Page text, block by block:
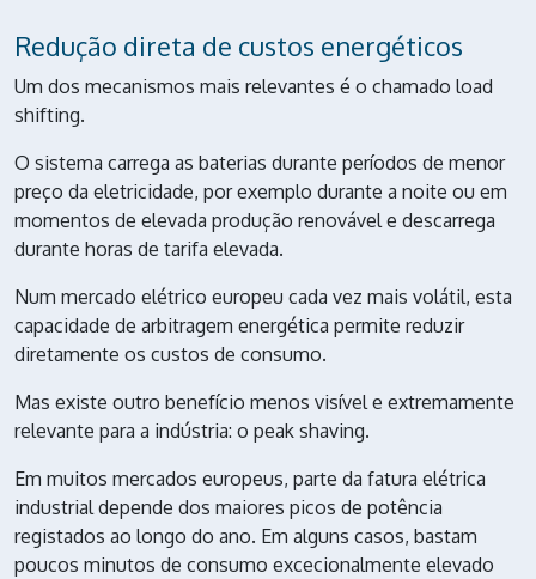
Redução direta de custos energéticos
Um dos mecanismos mais relevantes é o chamado load
shifting.
O sistema carrega as baterias durante períodos de menor
preço da eletricidade, por exemplo durante a noite ou em
momentos de elevada produção renovável e descarrega
durante horas de tarifa elevada.
Num mercado elétrico europeu cada vez mais volátil, esta
capacidade de arbitragem energética permite reduzir
diretamente os custos de consumo.
Mas existe outro benefício menos visível e extremamente
relevante para a indústria: o peak shaving.
Em muitos mercados europeus, parte da fatura elétrica
industrial depende dos maiores picos de potência
registados ao longo do ano. Em alguns casos, bastam
poucos minutos de consumo excecionalmente elevado